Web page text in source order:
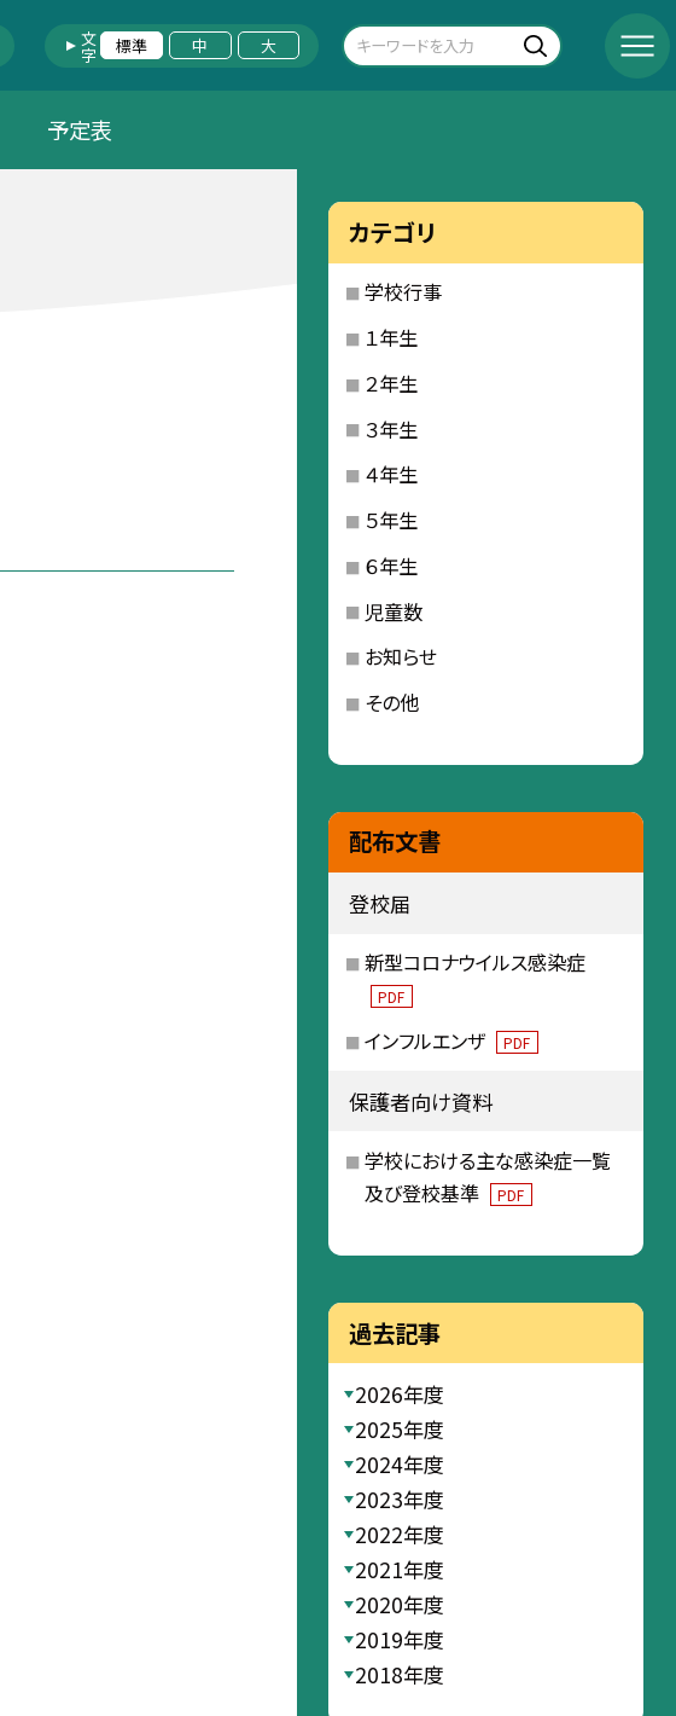
文字 標準 中 大
予定表
カテゴリ
学校行事
１年生
２年生
３年生
４年生
５年生
６年生
児童数
お知らせ
その他
配布文書
登校届
新型コロナウイルス感染症
PDF
インフルエンザ PDF
保護者向け資料
学校における主な感染症一覧
及び登校基準
PDF
過去記事
2026年度
2025年度
2024年度
2023年度
2022年度
2021年度
2020年度
2019年度
2018年度